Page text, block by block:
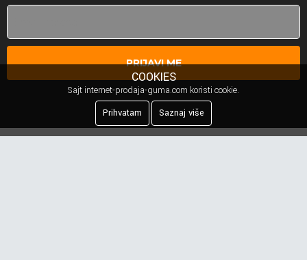
PRIJAVI ME
COOKIES
Sajt internet-prodaja-guma.com koristi cookie.
Prihvatam
Saznaj više